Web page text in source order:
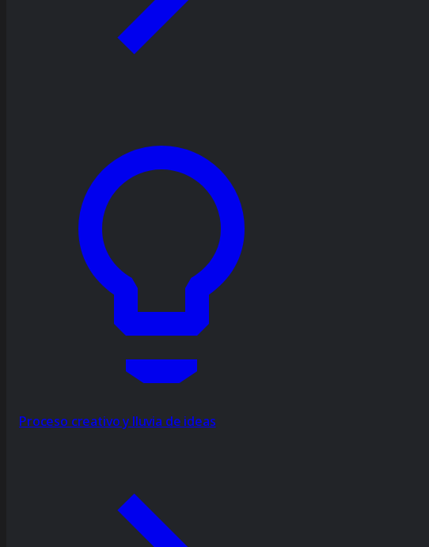
Proceso creativo y lluvia de ideas